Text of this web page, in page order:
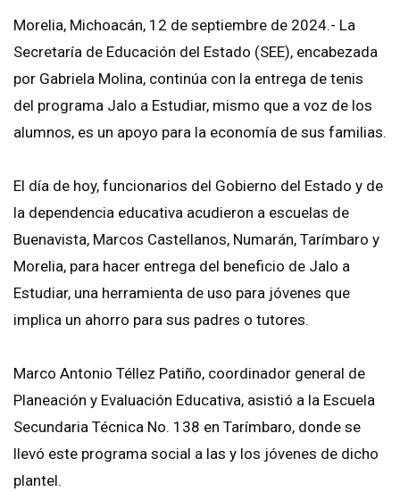
Morelia, Michoacán, 12 de septiembre de 2024.- La
Secretaría de Educación del Estado (SEE), encabezada
por Gabriela Molina, continúa con la entrega de tenis
del programa Jalo a Estudiar, mismo que a voz de los
alumnos, es un apoyo para la economía de sus familias.
El día de hoy, funcionarios del Gobierno del Estado y de
la dependencia educativa acudieron a escuelas de
Buenavista, Marcos Castellanos, Numarán, Tarímbaro y
Morelia, para hacer entrega del beneficio de Jalo a
Estudiar, una herramienta de uso para jóvenes que
implica un ahorro para sus padres o tutores.
Marco Antonio Téllez Patiño, coordinador general de
Planeación y Evaluación Educativa, asistió a la Escuela
Secundaria Técnica No. 138 en Tarímbaro, donde se
llevó este programa social a las y los jóvenes de dicho
plantel.